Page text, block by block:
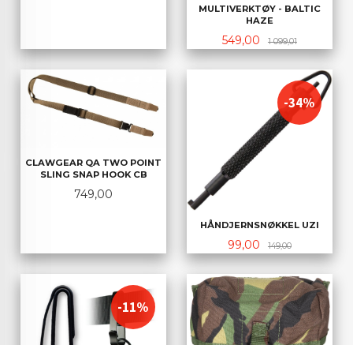
MULTIVERKTØY - BALTIC
HAZE
Tilbud
549,00 1 099,01Rabatt
CLAWGEAR QA TWO POINT
SLING SNAP HOOK CB
Pris
749,00
HÅNDJERNSNØKKEL UZI
Tilbud
99,00 149,00Rabatt
-34%
-11%